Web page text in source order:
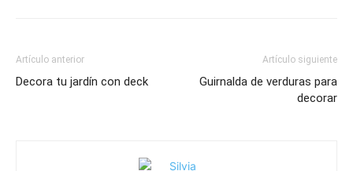
Artículo anterior
Decora tu jardín con deck
Artículo siguiente
Guirnalda de verduras para
decorar